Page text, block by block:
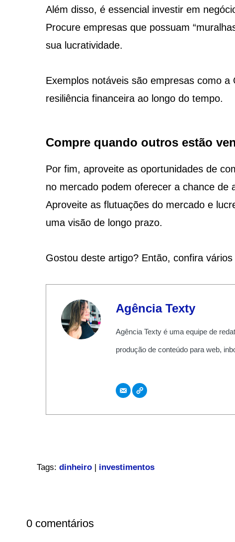
Além disso, é essencial investir em
Procure empresas que possuam
sua lucratividade.
Exemplos notáveis são empresas como
resiliência financeira ao longo do tempo.
Compre quando outros estão
Por fim, aproveite as oportunidades de
no mercado podem oferecer a chance de
Aproveite as flutuações do mercado e
uma visão de longo prazo.
Gostou deste artigo? Então, confira
Agência Texty
Agência Texty é uma equipe de
produção de conteúdo para web,
Tags: dinheiro| investimentos
0 comentários